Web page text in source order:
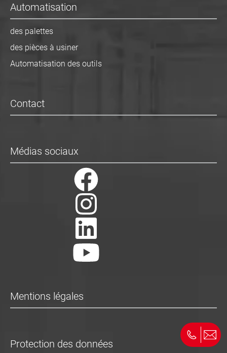
Automatisation
des palettes
des pièces à usiner
Automatisation des outils
Contact
Médias sociaux
Mentions légales
Protection des données